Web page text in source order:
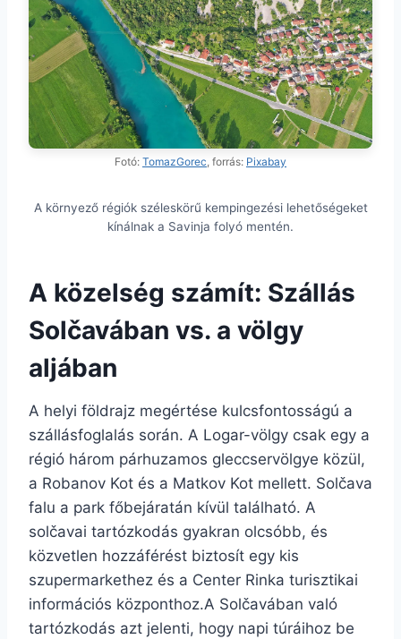
Fotó: TomazGorec, forrás: Pixabay
A környező régiók széleskörű kempingezési lehetőségeket
kínálnak a Savinja folyó mentén.
A közelség számít: Szállás
Solčavában vs. a völgy
aljában
A helyi földrajz megértése kulcsfontosságú a
szállásfoglalás során. A Logar-völgy csak egy a
régió három párhuzamos gleccservölgye közül,
a Robanov Kot és a Matkov Kot mellett. Solčava
falu a park főbejáratán kívül található. A
solčavai tartózkodás gyakran olcsóbb, és
közvetlen hozzáférést biztosít egy kis
szupermarkethez és a Center Rinka turisztikai
információs központhoz.A Solčavában való
tartózkodás azt jelenti, hogy napi túráihoz be